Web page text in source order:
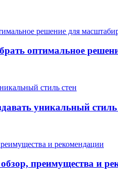
оптимальное
уникальный стиль
преимущества и